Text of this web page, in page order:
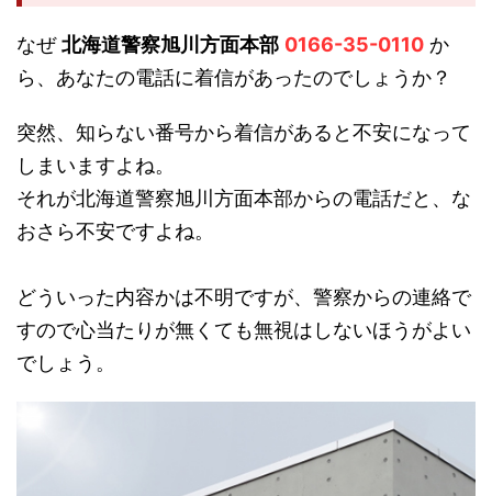
なぜ北海道警察旭川方面本部 0166-35-0110 か
ら、あなたの電話に着信があったのでしょうか？
突然、知らない番号から着信があると不安になって
しまいますよね。
それが北海道警察旭川方面本部からの電話だと、な
おさら不安ですよね。
どういった内容かは不明ですが、警察からの連絡で
すので心当たりが無くても無視はしないほうがよい
でしょう。